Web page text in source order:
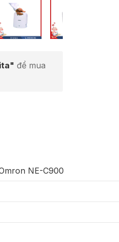
để mua
NE-C900